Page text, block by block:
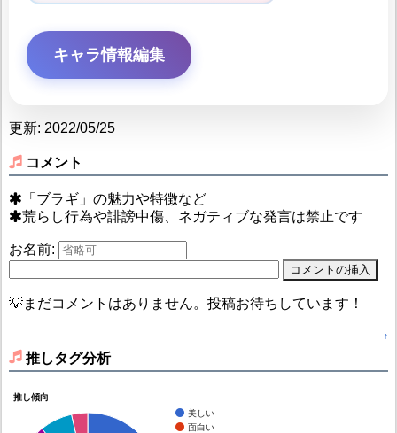
キャラ情報編集
更新: 2022/05/25
コメント
「ブラギ」の魅力や特徴など
荒らし行為や誹謗中傷、ネガティブな発言は禁止です
お名前:
💡まだコメントはありません。投稿お待ちしています！
↑
推しタグ分析
推し傾向
美しい
面白い